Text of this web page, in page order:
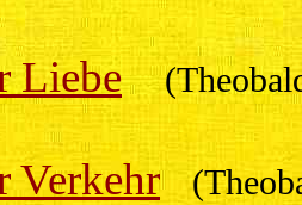
Liebe
Verkehr